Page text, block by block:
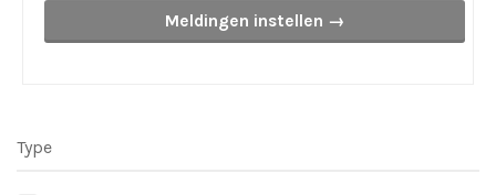
Meldingen instellen →
Type